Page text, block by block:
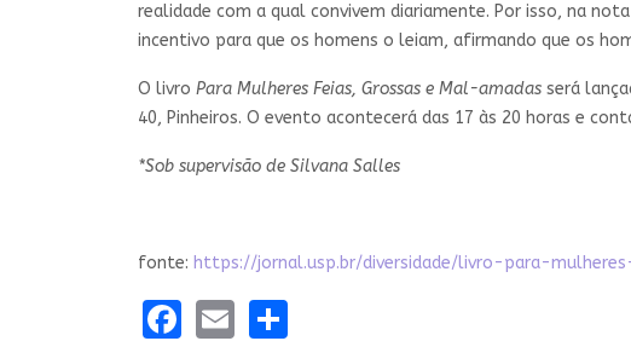
realidade com a qual convivem diariamente. Por isso, na
incentivo para que os homens o leiam, afirmando que os
O livro Para Mulheres Feias, Grossas e Mal-amadas será
40, Pinheiros. O evento acontecerá das 17 às 20 horas e
*Sob supervisão de Silvana Salles
fonte: https://jornal.usp.br/diversidade/livro-para-
Facebook
Email